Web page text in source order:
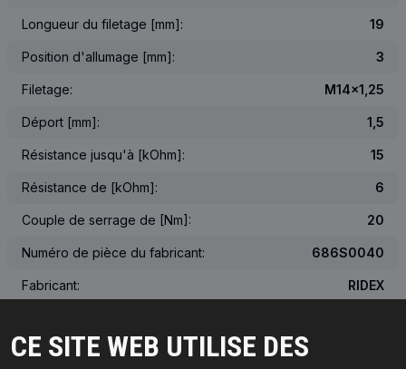
CE SITE WEB UTILISE DES
Longueur du filetage [mm]: 19
Position d'allumage [mm]: 3
Filetage: M14x1,25
Déport [mm]: 1,5
Résistance jusqu'à [kOhm]: 15
Résistance de [kOhm]: 6
Couple de serrage de [Nm]: 20
Numéro de pièce du fabricant: 686S0040
Fabricant: RIDEX
Poids [kg]: